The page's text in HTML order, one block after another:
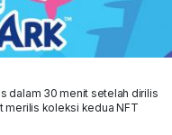
dalam 30 menit setelah dirilis
merilis koleksi kedua NFT